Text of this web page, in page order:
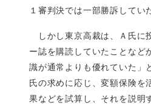
１審判決では一部勝訴してい
しかし東京高裁は、Ａ氏に
ー誌を購読していたことなど
識が通常よりも優れていた」
氏の求めに応じ、変額保険を
果などを試算し、それを説明